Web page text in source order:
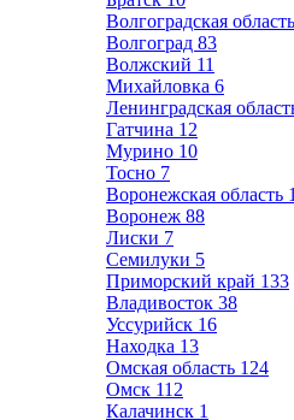
Волгоградская область
Волгоград 83
Волжский 11
Михайловка 6
Ленинградская
Гатчина 12
Мурино 10
Тосно 7
Воронежская область
Воронеж 88
Лиски 7
Семилуки 5
Приморский край 133
Владивосток 38
Уссурийск 16
Находка 13
Омская область 124
Омск 112
Калачинск 1